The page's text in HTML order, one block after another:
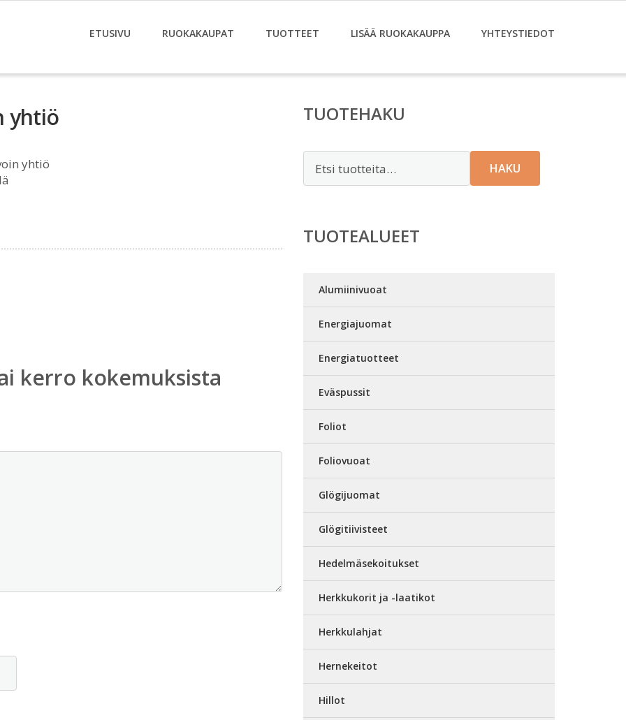
ETUSIVU RUOKAKAUPAT TUOTTEET LISÄÄ RUOKAKAUPPA YHTEYSTIEDOT
yhtiö
yhtiö
kerro kokemuksista
TUOTEHAKU
HAKU
TUOTEALUEET
Alumiinivuoat
Energiajuomat
Energiatuotteet
Eväspussit
Foliot
Foliovuoat
Glögijuomat
Glögitiivisteet
Hedelmäsekoitukset
Herkkukorit ja -laatikot
Herkkulahjat
Hernekeitot
Hillot